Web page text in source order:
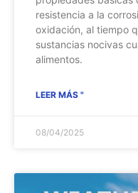
resistencia a la
oxidación, al tiempo
sustancias nocivas
alimentos.
LEER MÁS "
08/04/2025